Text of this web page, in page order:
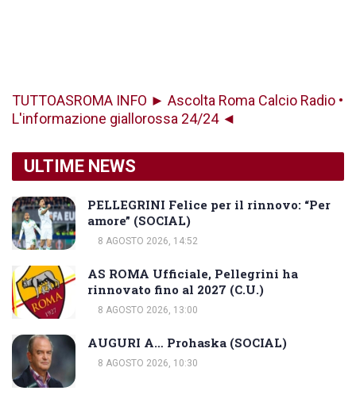
TUTTOASROMA INFO ► Ascolta Roma Calcio Radio •
L'informazione giallorossa 24/24 ◄
ULTIME NEWS
PELLEGRINI Felice per il rinnovo: “Per
amore” (SOCIAL)
8 AGOSTO 2026, 14:52
AS ROMA Ufficiale, Pellegrini ha
rinnovato fino al 2027 (C.U.)
8 AGOSTO 2026, 13:00
AUGURI A… Prohaska (SOCIAL)
8 AGOSTO 2026, 10:30